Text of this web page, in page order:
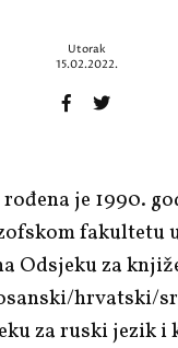
Utorak
15.02.2022.
je 1990.
fakultetu
Odsjeku za
hrvatski/
za ruski jezik i